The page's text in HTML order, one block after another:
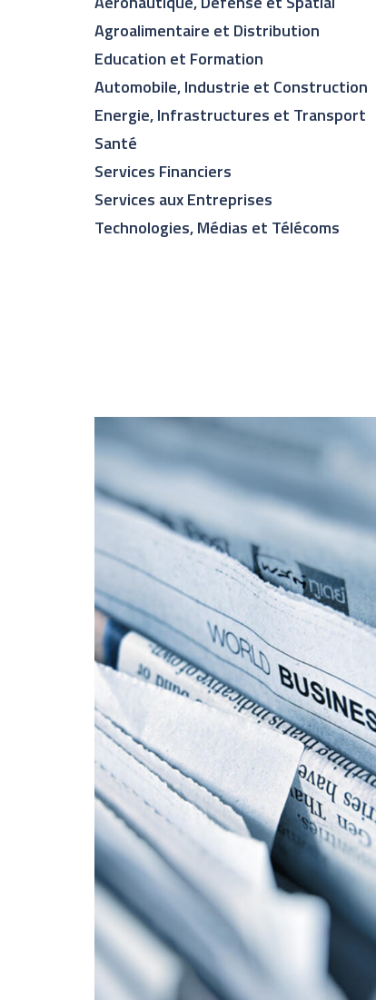
Agroalimentaire et Distribution
Education et Formation
Automobile, Industrie et Construction
Energie, Infrastructures et Transport
Santé
Services Financiers
Services aux Entreprises
Technologies, Médias et Télécoms